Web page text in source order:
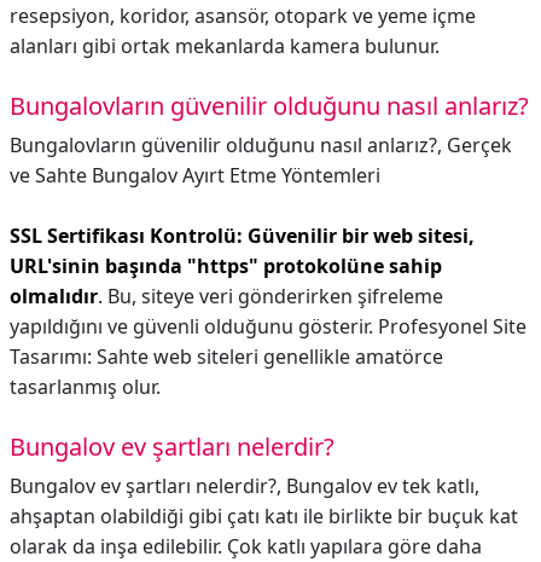
resepsiyon, koridor, asansör, otopark ve yeme içme
alanları gibi ortak mekanlarda kamera bulunur.
Bungalovların güvenilir olduğunu nasıl anlarız?
Bungalovların güvenilir olduğunu nasıl anlarız?, Gerçek
ve Sahte Bungalov Ayırt Etme Yöntemleri
SSL Sertifikası Kontrolü: Güvenilir bir web sitesi,
URL'sinin başında "https" protokolüne sahip
olmalıdır. Bu, siteye veri gönderirken şifreleme
yapıldığını ve güvenli olduğunu gösterir. Profesyonel Site
Tasarımı: Sahte web siteleri genellikle amatörce
tasarlanmış olur.
Bungalov ev şartları nelerdir?
Bungalov ev şartları nelerdir?, Bungalov ev tek katlı,
ahşaptan olabildiği gibi çatı katı ile birlikte bir buçuk kat
olarak da inşa edilebilir. Çok katlı yapılara göre daha